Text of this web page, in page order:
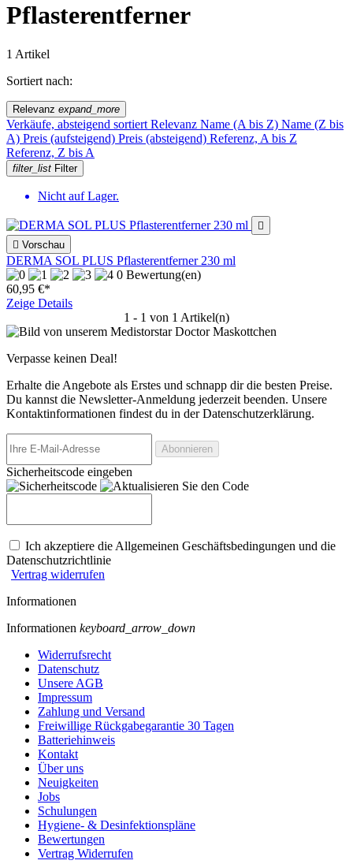
Pflasterentferner
1 Artikel
Sortiert nach:
Relevanz expand_more
Verkäufe, absteigend sortiert Relevanz Name (A bis Z) Name (Z bis
A) Preis (aufsteigend) Preis (absteigend) Referenz, A bis Z
Referenz, Z bis A
filter_list Filter
Nicht auf Lager.

 Vorschau
DERMA SOL PLUS Pflasterentferner 230 ml
0 Bewertung(en)
60,95 €*
Zeige Details
1 - 1 von 1 Artikel(n)
Verpasse keinen Deal!
Erhalte die Angebote als Erstes und schnapp dir die besten Preise.
Du kannst die Newsletter-Anmeldung jederzeit beenden. Unsere
Kontaktinformationen findest du in der Datenschutzerklärung.
Sicherheitscode eingeben
Ich akzeptiere die Allgemeinen Geschäftsbedingungen und die
Datenschutzrichtlinie
Vertrag widerrufen
Informationen
Informationen keyboard_arrow_down
Widerrufsrecht
Datenschutz
Unsere AGB
Impressum
Zahlung und Versand
Freiwillige Rückgabegarantie 30 Tagen
Batteriehinweis
Kontakt
Über uns
Neuigkeiten
Jobs
Schulungen
Hygiene- & Desinfektionspläne
Bewertungen
Vertrag Widerrufen